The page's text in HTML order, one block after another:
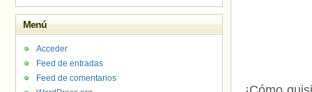
Menú
Acceder
Feed de entradas
Feed de comentarios